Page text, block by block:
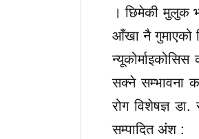
। छिमेकी मुलुक
आँखा नै गुमाएको
सक्ने सम्भावना
रोग विशेषज्ञ
सम्पादित अंश :